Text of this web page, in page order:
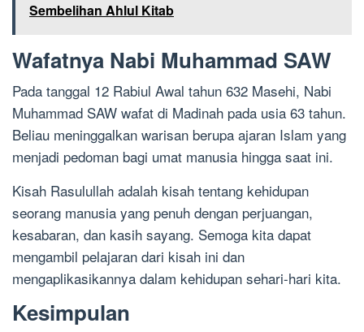
Sembelihan Ahlul Kitab
Wafatnya Nabi Muhammad SAW
Pada tanggal 12 Rabiul Awal tahun 632 Masehi, Nabi
Muhammad SAW wafat di Madinah pada usia 63 tahun.
Beliau meninggalkan warisan berupa ajaran Islam yang
menjadi pedoman bagi umat manusia hingga saat ini.
Kisah Rasulullah adalah kisah tentang kehidupan
seorang manusia yang penuh dengan perjuangan,
kesabaran, dan kasih sayang. Semoga kita dapat
mengambil pelajaran dari kisah ini dan
mengaplikasikannya dalam kehidupan sehari-hari kita.
Kesimpulan